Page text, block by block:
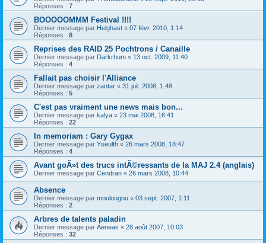
Réponses : 7
BOOOOOMMM Festival !!!!
Dernier message par Helghast « 07 févr. 2010, 1:14
Réponses : 8
Reprises des RAID 25 Pochtrons / Canaille
Dernier message par Darkrhum « 13 oct. 2009, 11:40
Réponses : 4
Fallait pas choisir l'Alliance
Dernier message par zantar « 31 juil. 2008, 1:48
Réponses : 5
C'est pas vraiment une news mais bon...
Dernier message par kalya « 23 mai 2008, 16:41
Réponses : 22
In memoriam : Gary Gygax
Dernier message par Yseulth « 26 mars 2008, 18:47
Réponses : 4
Avant goÃ»t des trucs intÃ©ressants de la MAJ 2.4 (anglais)
Dernier message par Cendran « 26 mars 2008, 10:44
Absence
Dernier message par moulougou « 03 sept. 2007, 1:11
Réponses : 2
Arbres de talents paladin
Dernier message par Aeneas « 28 août 2007, 10:03
Réponses : 32